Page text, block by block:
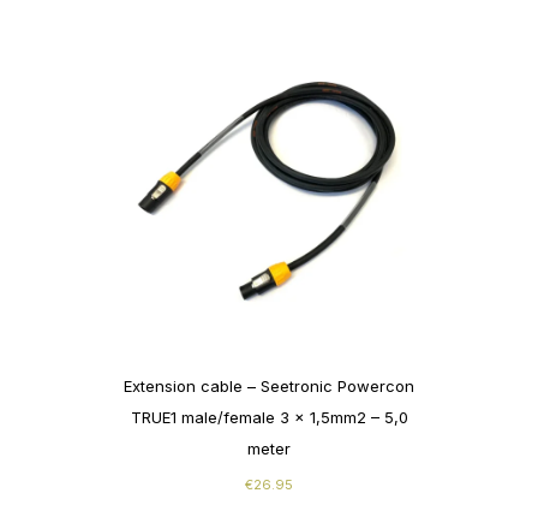
Extension cable – Seetronic Powercon
TRUE1 male/female 3 x 1,5mm2 – 5,0
meter
€26.95